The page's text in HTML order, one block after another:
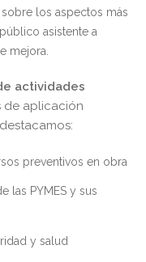
los aspectos más
asistente a
mejora.
actividades
de aplicación
preventivos en obra
las PYMES y sus
y salud